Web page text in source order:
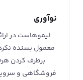
نوآوری
لیموهاست در
معمول بسنده
برطرف کردن
فروشگاهی و